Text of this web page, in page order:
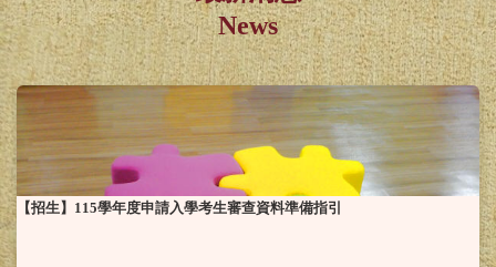
News
【招生】115學年度申請入學考生審查資料準備指引